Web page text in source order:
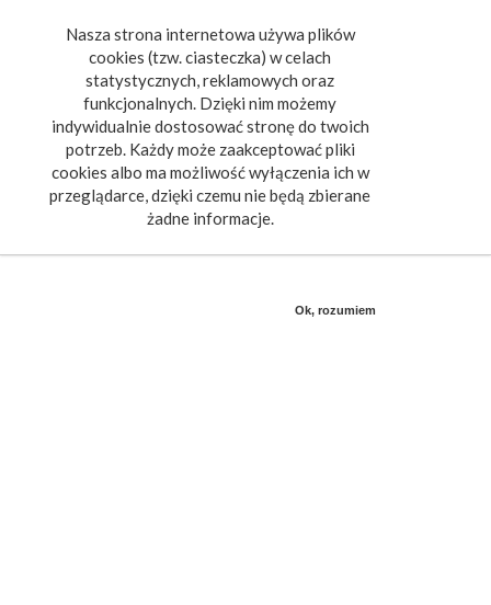
Nasza strona internetowa używa plików
cookies (tzw. ciasteczka) w celach
statystycznych, reklamowych oraz
funkcjonalnych. Dzięki nim możemy
indywidualnie dostosować stronę do twoich
potrzeb. Każdy może zaakceptować pliki
cookies albo ma możliwość wyłączenia ich w
przeglądarce, dzięki czemu nie będą zbierane
żadne informacje.
Ok, rozumiem